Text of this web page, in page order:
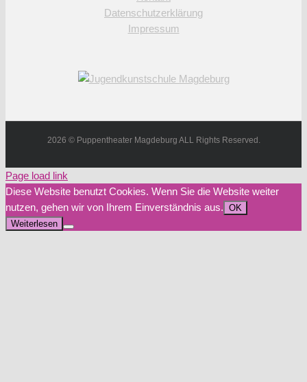
Datenschutzerklärung
Impressum
2026 © Puppentheater Magdeburg ALL Rights Reserved.
Page load link
Diese Website benutzt Cookies. Wenn Sie die Website weiter
nutzen, gehen wir von Ihrem Einverständnis aus. OK
Weiterlesen